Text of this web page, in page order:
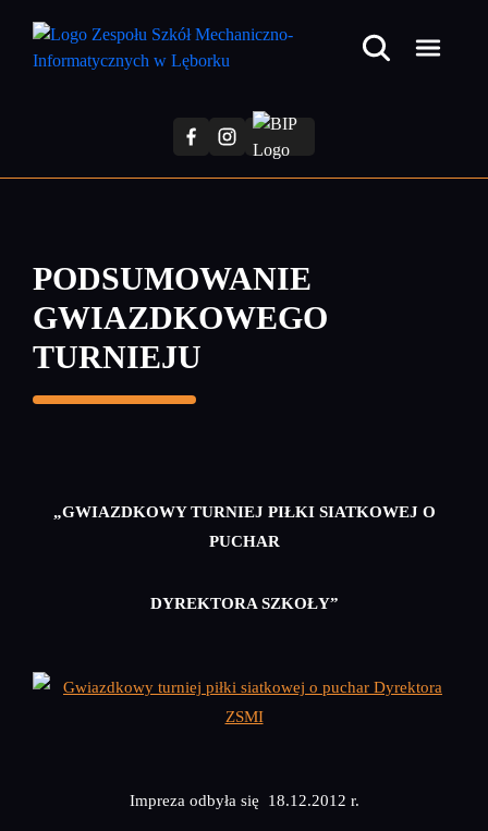
treści
PODSUMOWANIE
GWIAZDKOWEGO
TURNIEJU
„GWIAZDKOWY TURNIEJ PIŁKI SIATKOWEJ O
PUCHAR
DYREKTORA SZKOŁY”
Impreza odbyła się 18.12.2012 r.